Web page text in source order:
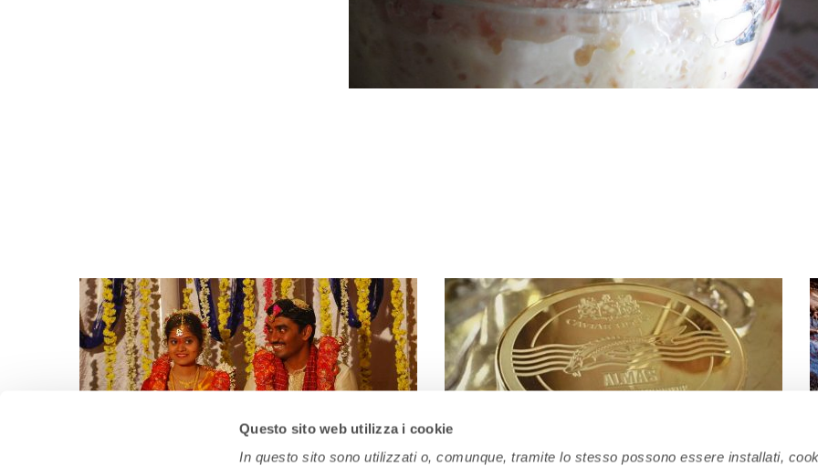
Questo sito web utilizza i cookie
In questo sito sono utilizzati o, comunque, tramite lo stesso possono essere installati,